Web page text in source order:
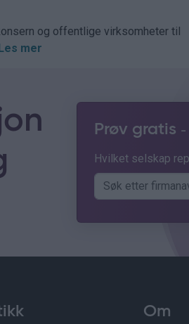
og offentlige virksomheter til
mer
Prøv gratis -
Hvilket selskap
Om